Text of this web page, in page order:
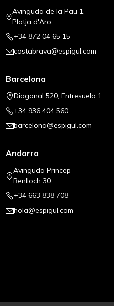
Avinguda de la Pau 1,
Platja d'Aro
+34 872 04 65 15
costabrava@espigul.com
Barcelona
Diagonal 520, Entresuelo 1
+34 936 404 560
barcelona@espigul.com
Andorra
Avinguda Princep
Benlloch 30
+34 663 838 708
hola@espigul.com